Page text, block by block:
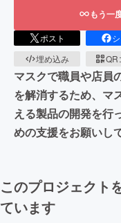
もう一
ポスト
埋め込み
QR
マスクで職員や店員
を解消するため、マ
える製品の開発を行
めの支援をお願いし
このプロジェクト
ています